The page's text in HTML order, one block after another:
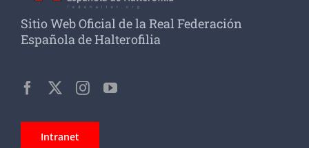
Sitio Web Oficial de la Real Federación
Española de Halterofilia
Intranet